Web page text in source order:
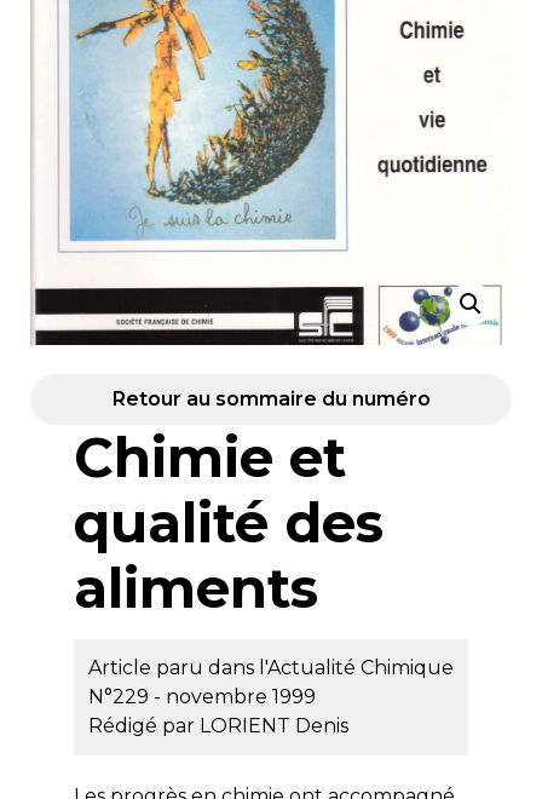
Retour au sommaire du numéro
Chimie et
qualité des
aliments
Article paru dans l'Actualité Chimique
N°229 - novembre 1999
Rédigé par LORIENT Denis